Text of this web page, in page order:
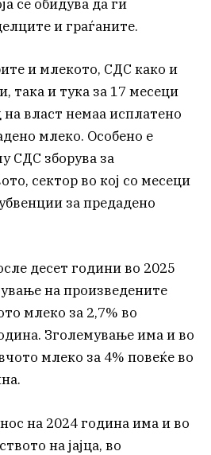
се обидува да ги
и граѓаните.
и млекото, СДС како и
така и тука за 17 месеци
власт немаа исплатено
млеко. Особено е
СДС зборува за
сектор во кој со месеци
за предадено
десет години во 2025
на произведените
млеко за 2,7% во
Зголемување има и во
млеко за 4% повеќе во
на 2024 година има и во
на јајца, во